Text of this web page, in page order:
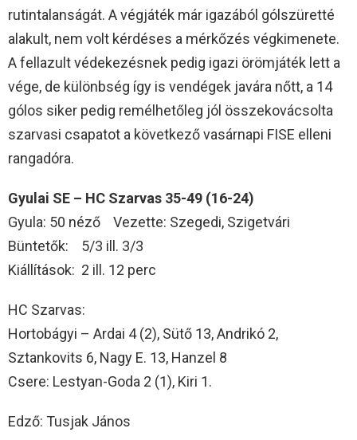
rutintalanságát. A végjáték már igazából gólszüretté
alakult, nem volt kérdéses a mérkőzés végkimenete.
A fellazult védekezésnek pedig igazi örömjáték lett a
vége, de különbség így is vendégek javára nőtt, a 14
gólos siker pedig remélhetőleg jól összekovácsolta
szarvasi csapatot a következő vasárnapi FISE elleni
rangadóra.
Gyulai SE – HC Szarvas 35-49 (16-24)
Gyula: 50 néző Vezette: Szegedi, Szigetvári
Büntetők: 5/3 ill. 3/3
Kiállítások: 2 ill. 12 perc
HC Szarvas:
Hortobágyi – Ardai 4 (2), Sütő 13, Andrikó 2,
Sztankovits 6, Nagy E. 13, Hanzel 8
Csere: Lestyan-Goda 2 (1), Kiri 1.
Edző: Tusjak János